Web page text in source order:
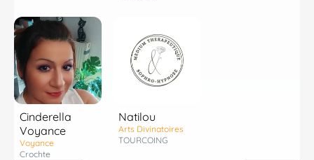
Cinderella
Voyance
Voyance
Crochte
Natilou
Arts Divinatoires
TOURCOING